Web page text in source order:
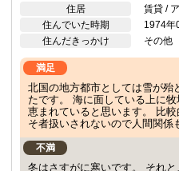
住居
賃貸 /
住んでいた時期
1974年
住んだきっかけ
その他
満足
北国の地方都市としては雪が殆
たです。 海に面している上に
恵まれていると思います。 比
そ者扱いされないので人間関係
不満
冬はさすがに寒いです。 それ